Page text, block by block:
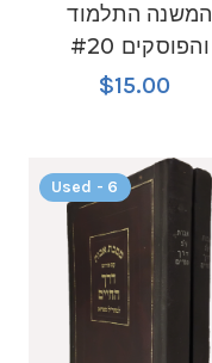
המשנה התלמוד
והפוסקים #20
$15.00
Used - 6